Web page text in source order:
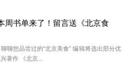
情品味经典作品历久...
周书单来了！留言送《北京食
聊您品尝过的“北京美食” 编辑将选出部分优
著作 《北京...